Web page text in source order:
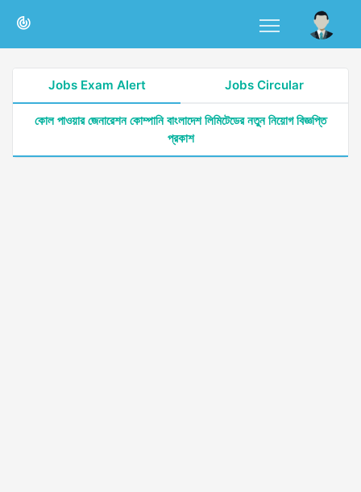
Jobs Exam Alert Jobs Circular
কোল পাওয়ার জেনারেশন কোম্পানি বাংলাদেশ লিমিটেডের নতুন নিয়োগ বিজ্ঞপ্তি
প্রকাশ